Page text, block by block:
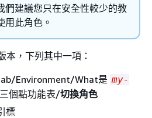
們建議您只在安全性較少的教
用此角色。
本，下列其中一項：
Environment/What是 my-
個點功能表/切換角色
標